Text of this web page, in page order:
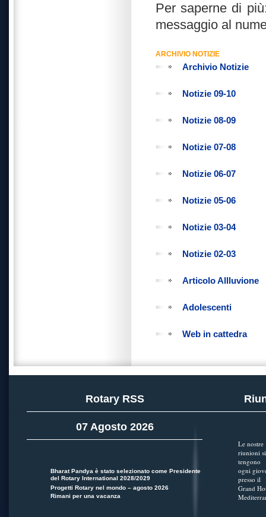
Per saperne di
messaggio al
ARCHIVIO NOTIZIE
Archivio Notizie
Notizie 09-10
Notizie 08-09
Notizie 07-08
Notizie 06-07
Notizie 05-06
Notizie 03-04
Notizie 02-03
Articolo Allluvione
Adolescenti
Web in cattedra
Rotary RSS
07 Agosto 2026
Bharat Pandya è stato selezionato come Presidente
del Rotary International 2028/2029
Progetti Rotary nel mondo – agosto 2026
Rimani per una vacanza
Le nostre
riunioni si
tengono
ogni
presso il
Grand